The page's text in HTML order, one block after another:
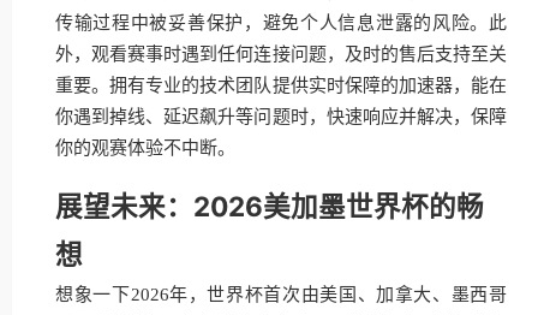
传输过程中被妥善保护，避免个人信息泄露的风险。此
外，观看赛事时遇到任何连接问题，及时的售后支持至关
重要。拥有专业的技术团队提供实时保障的加速器，能在
你遇到掉线、延迟飙升等问题时，快速响应并解决，保障
你的观赛体验不中断。
展望未来：2026美加墨世界杯的畅
想
想象一下2026年，世界杯首次由美国、加拿大、墨西哥